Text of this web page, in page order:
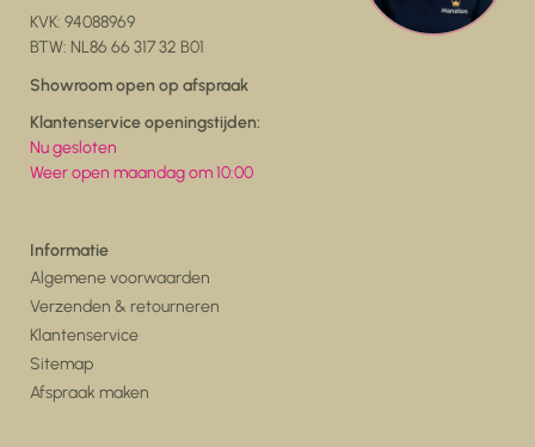
KVK: 94088969
BTW: NL86 66 317 32 B01
Showroom open op afspraak
Klantenservice openingstijden:
Nu gesloten
Weer open maandag om 10:00
Informatie
Algemene voorwaarden
Verzenden & retourneren
Klantenservice
Sitemap
Afspraak maken